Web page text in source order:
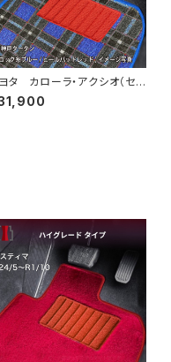
タ カローラ・アクシオ（セダ
） H24/5〜 160系 フロ
ット一式 カーマット 神戸